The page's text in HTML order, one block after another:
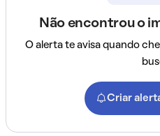
Não encontrou o
O alerta te avisa quando
Criar